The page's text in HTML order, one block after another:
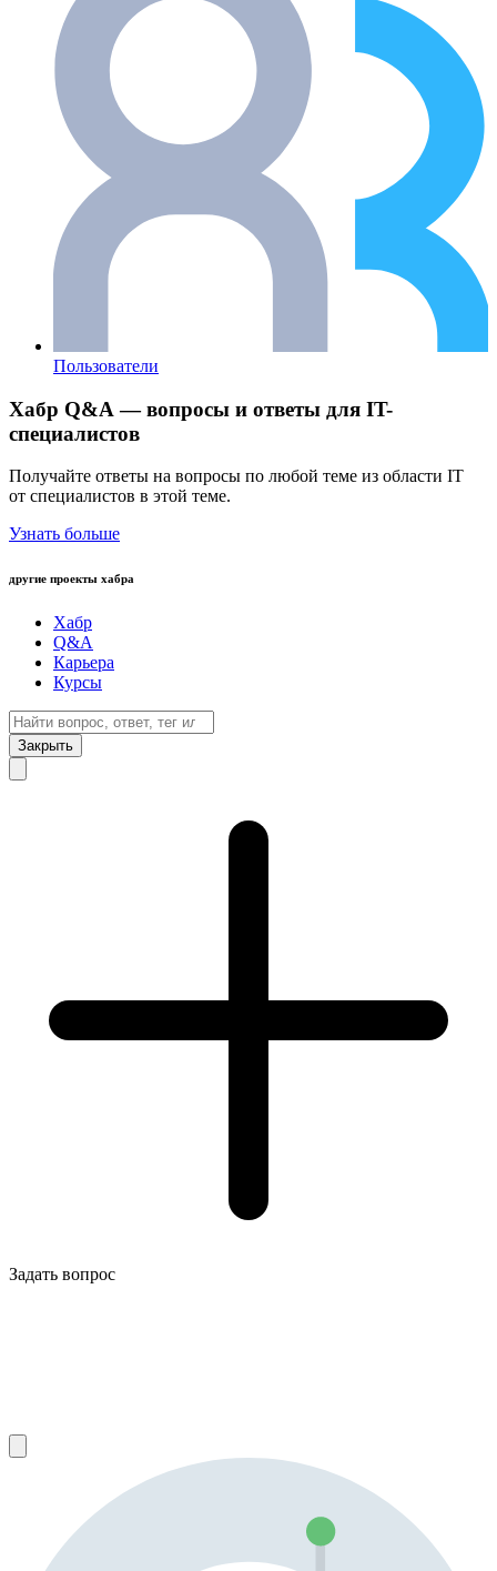
Пользователи
Хабр Q&A — вопросы и ответы для IT-
специалистов
Получайте ответы на вопросы по любой теме из области IT
от специалистов в этой теме.
Узнать больше
другие проекты хабра
Хабр
Q&A
Карьера
Курсы
Закрыть
Задать вопрос